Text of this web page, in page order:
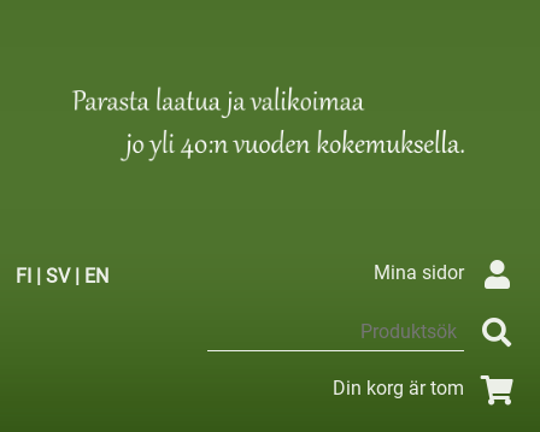
FI | SV| EN Mina sidor
Din korg är tom